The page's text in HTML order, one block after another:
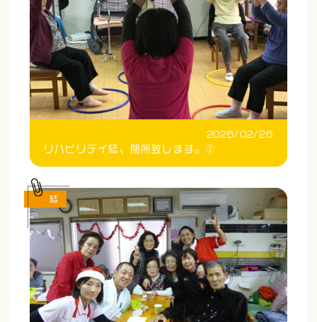
2026/02/26
リハビリデイ結、閉所致します。②
結